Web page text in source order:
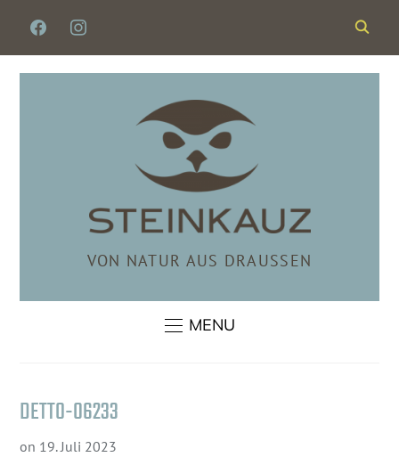
FACEBOOKINSTAGRAM
VON NATUR AUS DRAUSSEN
MENU
DETTO-06233
on 19. Juli 2023